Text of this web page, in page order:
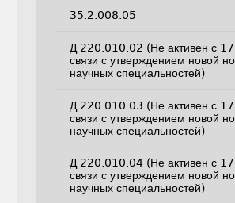
35.2.008.05
Д 220.010.02 (Не активен с
связи с утверждением новой
научных специальностей)
Д 220.010.03 (Не активен с
связи с утверждением новой
научных специальностей)
Д 220.010.04 (Не активен с
связи с утверждением новой
научных специальностей)